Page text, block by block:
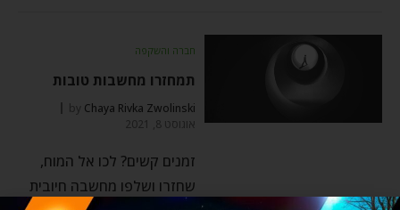
חברה והשקפה
תמחזרו מחשבות טובות
by Chaya Rivka Zwolinski
אוגוסט 8, 2021
זמנים קשים? לכו אל המוח,
שחזרו ושלפו מחשבה חיובית